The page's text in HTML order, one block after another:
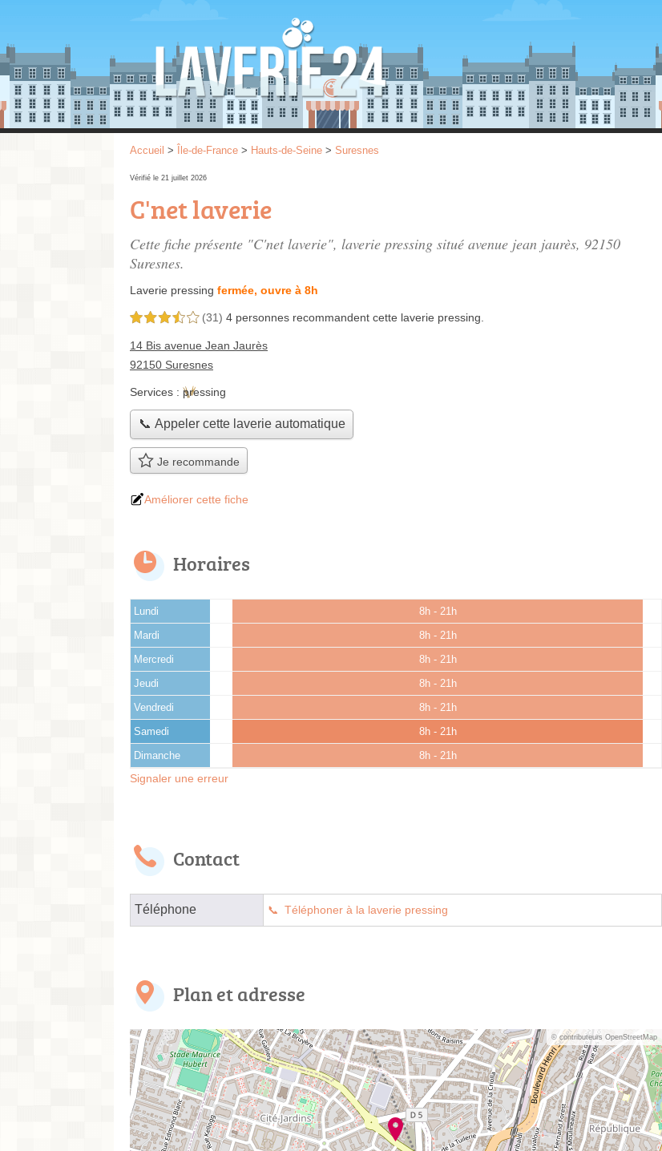
Accueil > Île-de-France > Hauts-de-Seine > Suresnes
Vérifié le 21 juillet 2026
C'net laverie
Cette fiche présente "C'net laverie", laverie pressing situé avenue jean jaurès, 92150
Suresnes.
Laverie pressing fermée, ouvre à 8h
3,5 étoiles sur 5 (31) 4 personnes recommandent cette laverie pressing.
14 Bis avenue Jean Jaurès
92150 Suresnes
Services : pressing
📞 Appeler cette laverie automatique
Je recommande
Améliorer cette fiche
Horaires
Lundi 8h - 21h
Mardi 8h - 21h
Mercredi 8h - 21h
Jeudi 8h - 21h
Vendredi 8h - 21h
Samedi 8h - 21h
Dimanche 8h - 21h
Signaler une erreur
Contact
Téléphone Téléphoner à la laverie pressing
Plan et adresse
© contributeurs OpenStreetMap